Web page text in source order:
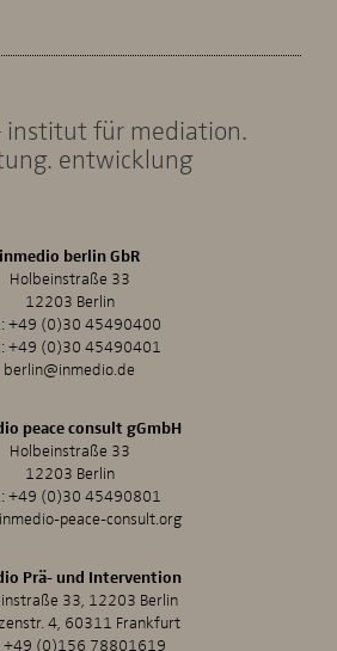
institut für mediation.
entwicklung
inmedio berlin GbR
Holbeinstraße 33
12203 Berlin
+49 (0)30 45490400
+49 (0)30 45490401
berlin@inmedio.de
peace consult gGmbH
Holbeinstraße 33
12203 Berlin
+49 (0)30 45490801
peace-consult.org
Prä- und Intervention
33, 12203 Berlin
4, 60311 Frankfurt
+49 (0)156 78801619